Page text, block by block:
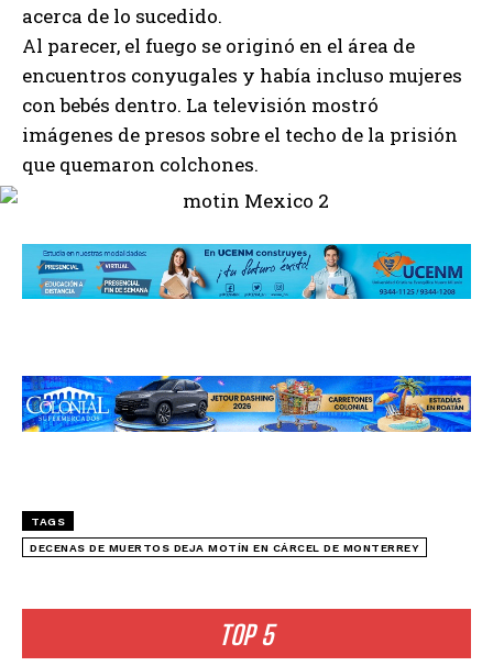
TOP 5
acerca de lo sucedido.
Al parecer, el fuego se originó en el área de
encuentros conyugales y había incluso mujeres
con bebés dentro. La televisión mostró
imágenes de presos sobre el techo de la prisión
que quemaron colchones.
TAGS
DECENAS DE MUERTOS DEJA MOTÍN EN CÁRCEL DE MONTERREY